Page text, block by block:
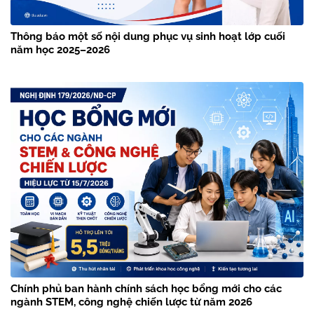
Thông báo một số nội dung phục vụ sinh hoạt lớp cuối
năm học 2025–2026
Chính phủ ban hành chính sách học bổng mới cho các
ngành STEM, công nghệ chiến lược từ năm 2026